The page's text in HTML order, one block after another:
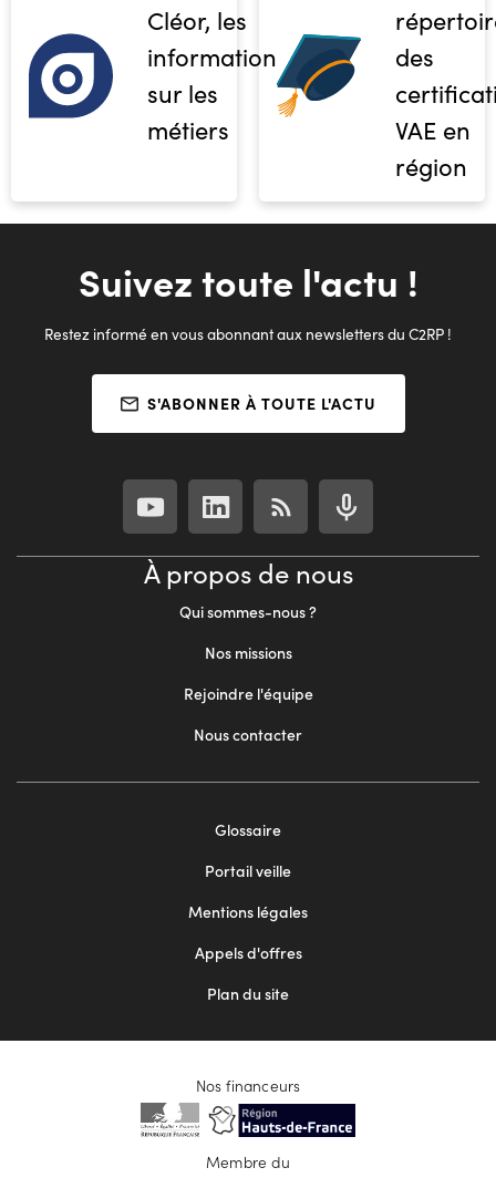
Cléor, les
informations
sur les
métiers
des
VAE en
région
Suivez toute l'actu !
Restez informé en vous abonnant aux newsletters du C2RP !
S'ABONNER À TOUTE L'ACTU
À propos de nous
Qui sommes-nous ?
Nos missions
Rejoindre l'équipe
Nous contacter
Glossaire
Portail veille
Mentions légales
Appels d'offres
Plan du site
Nos financeurs
Membre du